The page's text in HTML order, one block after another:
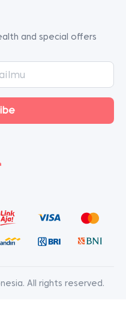
and special offers
All rights reserved.